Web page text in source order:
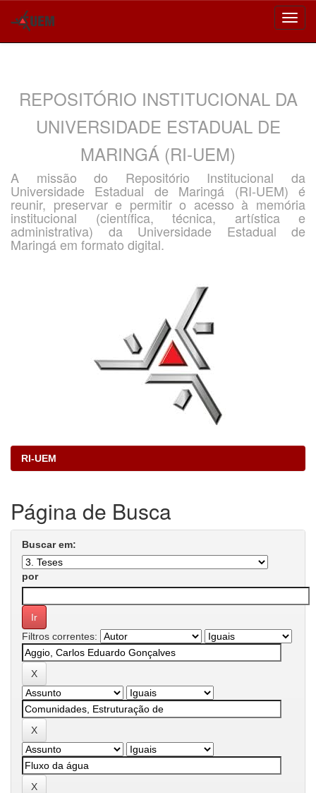
REPOSITÓRIO INSTITUCIONAL DA
UNIVERSIDADE ESTADUAL DE
MARINGÁ (RI-UEM)
A missão do Repositório Institucional da
Universidade Estadual de Maringá (RI-UEM) é
reunir, preservar e permitir o acesso à memória
institucional (científica, técnica, artística e
administrativa) da Universidade Estadual de
Maringá em formato digital.
RI-UEM
Página de Busca
Buscar em:
por
Filtros correntes: